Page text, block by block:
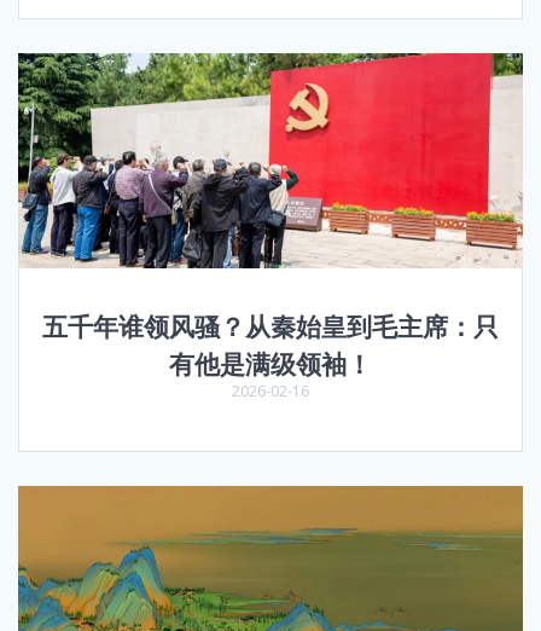
五千年谁领风骚？从秦始皇到毛主席：只
有他是满级领袖！
2026-02-16